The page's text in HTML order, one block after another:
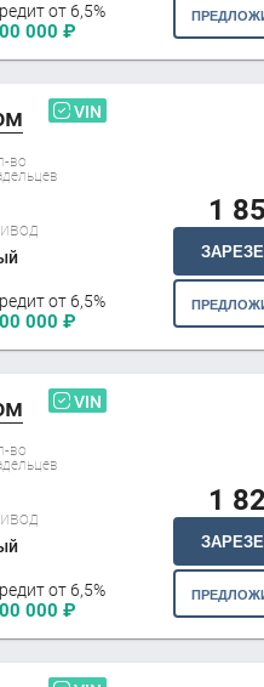
от 6,5%
000 ₽
VIN
во
от 6,5%
000 ₽
1
VIN
во
от 6,5%
000 ₽
1